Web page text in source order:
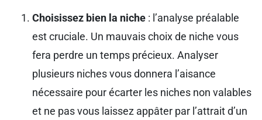
Choisissez bien la niche : l’analyse préalable
est cruciale. Un mauvais choix de niche vous
fera perdre un temps précieux. Analyser
plusieurs niches vous donnera l’aisance
nécessaire pour écarter les niches non valables
et ne pas vous laissez appâter par l’attrait d’un